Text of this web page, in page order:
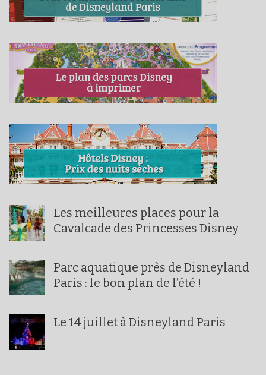
Les meilleures places pour la
Cavalcade des Princesses Disney
Parc aquatique près de Disneyland
Paris : le bon plan de l’été !
Le 14 juillet à Disneyland Paris